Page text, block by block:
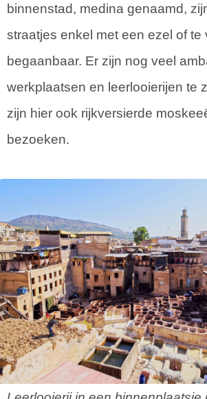
binnenstad, medina genaamd,
straatjes enkel met een ezel of te
begaanbaar. Er zijn nog veel
werkplaatsen en leerlooierijen te
zijn hier ook rijkversierde
bezoeken.